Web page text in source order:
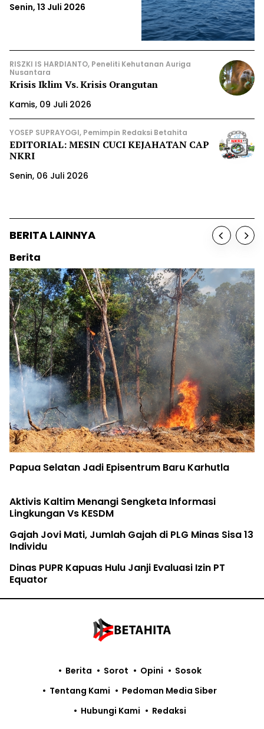
Senin, 13 Juli 2026
RISZKI IS HARDIANTO, Peneliti Kehutanan Auriga
Nusantara
Krisis Iklim Vs. Krisis Orangutan
Kamis, 09 Juli 2026
YOSEP SUPRAYOGI, Pemimpin Redaksi Betahita
EDITORIAL: MESIN CUCI KEJAHATAN CAP
NKRI
Senin, 06 Juli 2026
BERITA LAINNYA
Berita
Papua Selatan Jadi Episentrum Baru Karhutla
Aktivis Kaltim Menangi Sengketa Informasi
Lingkungan Vs KESDM
Gajah Jovi Mati, Jumlah Gajah di PLG Minas Sisa 13
Individu
Dinas PUPR Kapuas Hulu Janji Evaluasi Izin PT
Equator
Berita Sorot Opini
Sosok
Tentang Kami
Pedoman Media Siber
Hubungi Kami
Redaksi